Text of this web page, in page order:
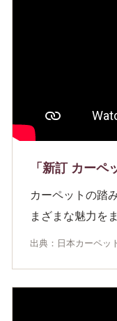
「新訂 カーペ
カーペットの踏
まざまな魅力を
出典：日本カーペッ